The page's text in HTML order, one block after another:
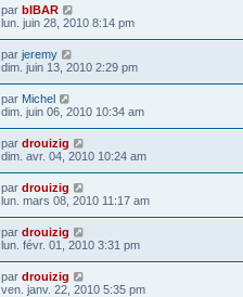
par bIBAR
lun. juin 28, 2010 8:14 pm
par jeremy
dim. juin 13, 2010 2:29 pm
par Michel
dim. juin 06, 2010 10:34 am
par drouizig
dim. avr. 04, 2010 10:24 am
par drouizig
lun. mars 08, 2010 11:17 am
par drouizig
lun. févr. 01, 2010 3:31 pm
par drouizig
ven. janv. 22, 2010 5:35 pm